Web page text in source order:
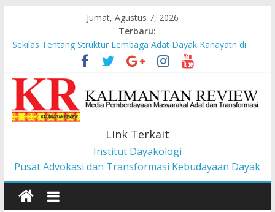
Jumat, Agustus 7, 2026
Terbaru:
Sekilas Tentang Struktur Lembaga Adat Dayak Kanayatn di
Masyarakat Adat Suku Balik Bersama AMAN Gugat UU IKN ke
Mahkamah Konstitusi
Pesan dari Pameran tentang Kisah-kisah dari Hulu Fragmen
Ruang Hidup Dayak Iban
Pembangunan Berbasis Budaya Masyarakat Adat: Pelajaran
dari CU à la Gerakan Pemberdayaan Pancur Kasih
Liawandira: Menenun Masa Depan Dayak Iban dari Lauk
Rugun, Ketemenggungan Jalai Lintang
Link Terkait
Institut Dayakologi
Pusat Advokasi dan Transformasi Kebudayaan Dayak